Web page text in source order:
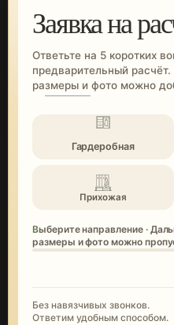
Заявка на
Ответьте на 5 коротких
предварительный
размеры и фото можно
Гардеробная
Прихожая
Выберите направление · Дальше 5 коротких вопросов ·
размеры и фото можно
Без навязчивых звонков.
Ответим удобным способом.